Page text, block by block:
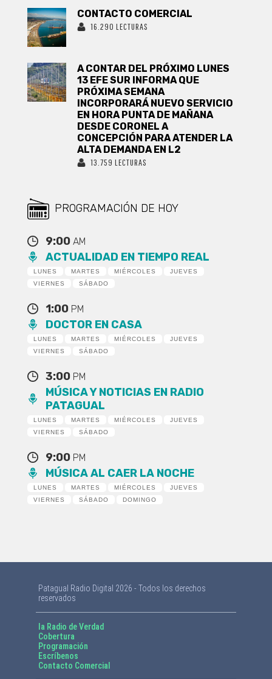
CONTACTO COMERCIAL
16.290 LECTURAS
A CONTAR DEL PRÓXIMO LUNES
13 EFE SUR INFORMA QUE
PRÓXIMA SEMANA
INCORPORARÁ NUEVO SERVICIO
EN HORA PUNTA DE MAÑANA
DESDE CORONEL A
CONCEPCIÓN PARA ATENDER LA
ALTA DEMANDA EN L2
13.759 LECTURAS
PROGRAMACIÓN DE HOY
9:00 AM
ACTUALIDAD EN TIEMPO REAL
LUNES MARTES MIÉRCOLES
JUEVES
VIERNES
SÁBADO
1:00 PM
DOCTOR EN CASA
LUNES MARTES MIÉRCOLES
JUEVES
VIERNES
SÁBADO
3:00 PM
MÚSICA Y NOTICIAS EN RADIO
PATAGUAL
LUNES MARTES MIÉRCOLES
JUEVES
VIERNES
SÁBADO
9:00 PM
MÚSICA AL CAER LA NOCHE
LUNES MARTES MIÉRCOLES
JUEVES
VIERNES
SÁBADO DOMINGO
Patagual Radio Digital 2026 - Todos los derechos
reservados
la Radio de Verdad
Cobertura
Programación
Escríbenos
Contacto Comercial